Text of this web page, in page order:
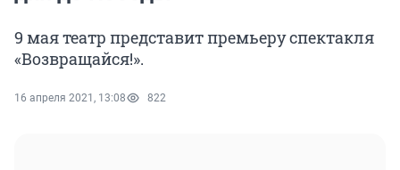
9 мая театр представит премьеру спектакля
«Возвращайся!».
16 апреля 2021, 13:08 822